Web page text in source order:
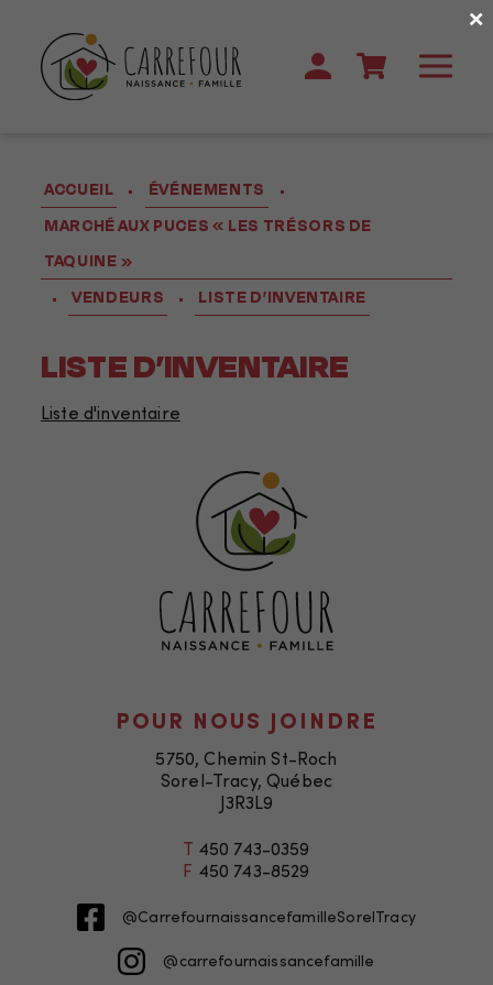
ACCUEIL • ÉVÉNEMENTS
•
MARCHÉ AUX PUCES « LES TRÉSORS DE
TAQUINE »
•
VENDEURS • LISTE D’INVENTAIRE
LISTE D’INVENTAIRE
Liste d'inventaire
POUR NOUS JOINDRE
5750, Chemin St-Roch
Sorel-Tracy, Québec
J3R3L9
T 450 743-0359
F 450 743-8529
@CarrefournaissancefamilleSorelTracy
@carrefournaissancefamille
×